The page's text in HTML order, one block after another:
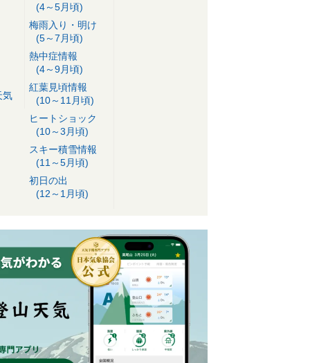
気
(4～5月頃)
梅雨入り・明け
(5～7月頃)
熱中症情報
(4～9月頃)
紅葉見頃情報
(10～11月頃)
ヒートショック
(10～3月頃)
スキー積雪情報
(11～5月頃)
初日の出
(12～1月頃)